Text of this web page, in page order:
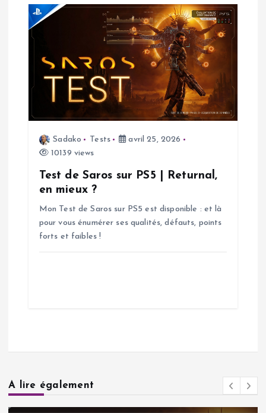
t
Sadako Tests
avril 25, 2026
10139 views
Test de Saros sur PS5 | Returnal,
en mieux ?
Mon Test de Saros sur PS5 est disponible : et là
pour vous énumérer ses qualités, défauts, points
forts et faibles !
A lire également